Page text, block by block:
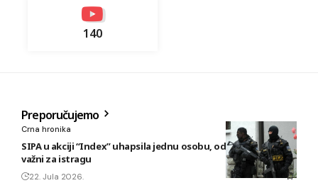
140
Preporučujemo
Crna hronika
SIPA u akciji “Index” uhapsila jednu osobu, oduzeti predmeti
važni za istragu
22. Jula 2026.